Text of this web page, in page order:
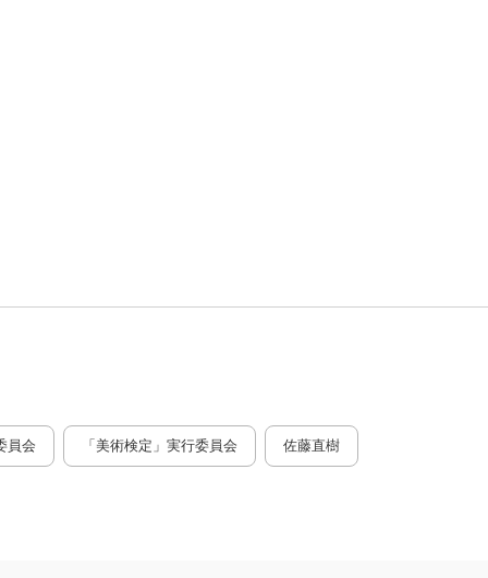
員会 「美術検定」実行委員会 佐藤直樹